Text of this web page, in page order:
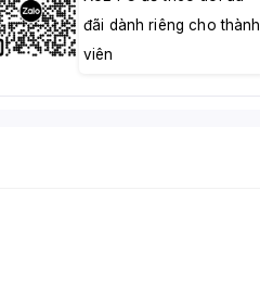
đãi dành riêng cho thành
viên